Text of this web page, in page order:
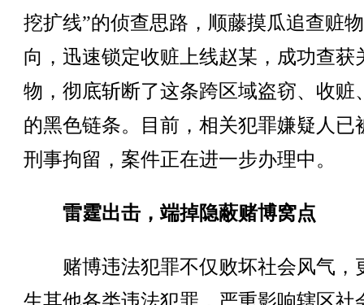
挖扩线”的侦查思路，顺藤摸瓜追查赃
向，迅速锁定收赃上线赵某，成功查获
物，彻底斩断了这条跨区域盗窃、收赃
的黑色链条。目前，相关犯罪嫌疑人已
刑事拘留，案件正在进一步办理中。
雷霆出击，端掉隐蔽赌博窝点
赌博违法犯罪不仅败坏社会风气，